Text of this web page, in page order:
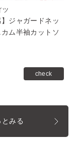
ツ
】ジャガードネッ
ム半袖カットソ
check
みる